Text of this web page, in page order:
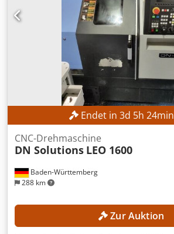
Endet in 3d 5h 24min
Baden-Württemberg
288 km
CNC-Drehmaschine
DN Solutions LEO 1600
Zur Auktion